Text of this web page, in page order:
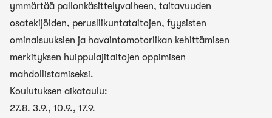
ymmärtää pallonkäsittelyvaiheen, taitavuuden
osatekijöiden, perusliikuntataitojen, fyysisten
ominaisuuksien ja havaintomotoriikan kehittämisen
merkityksen huippulajitaitojen oppimisen
mahdollistamiseksi.
Koulutuksen aikataulu:
27.8. 3.9., 10.9., 17.9.